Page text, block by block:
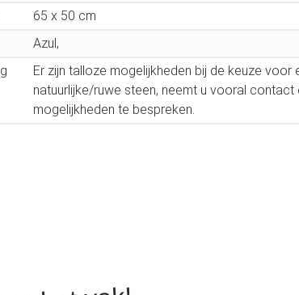
65 x 50 cm
Azul,
Er zijn talloze mogelijkheden bij de keuze voor
natuurlijke/ruwe steen, neemt u vooral contact
mogelijkheden te bespreken.